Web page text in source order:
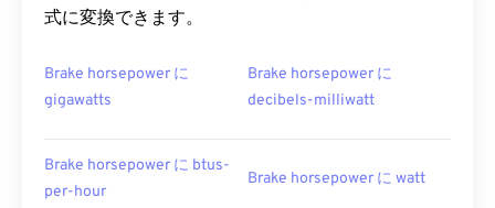
式に変換できます。
Brake horsepower に
gigawatts
Brake horsepower に
decibels-milliwatt
Brake horsepower に btus-
per-hour
Brake horsepower に watt